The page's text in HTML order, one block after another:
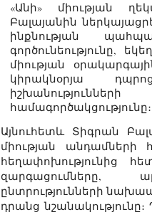
«Անի» միության
Բալայանին
ինքնության
գործունեությունը,
միության
կիրակնօրյա
համագործակցությունը։
Այնուհետև Տիգրան
միության անդամների
հեղափոխությունից
զարգացումները,
ընտրությունների
դրանց